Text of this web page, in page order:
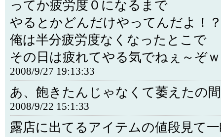
ってか疲労度０になるまで
やるとかどんだけやってんだよ！
俺は半分疲労度なくなったとこで
その日は疲れてやる気でねぇ～ぞｗ
2008/9/27 19:13:33
あ、飽きたんじゃなくて萎えたの
2008/9/22 15:1:33
露店に出てるアイテムの値段見て